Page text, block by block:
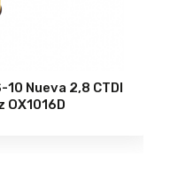
Nueva 2,8 CTDI
OX1016D